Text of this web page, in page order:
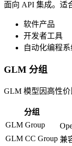
面向 API 集成。适
软件产品
开发者工具
自动化编程
GLM 分组
GLM 模型因高性价
分组
GLM Group
GLM CC Group 兼